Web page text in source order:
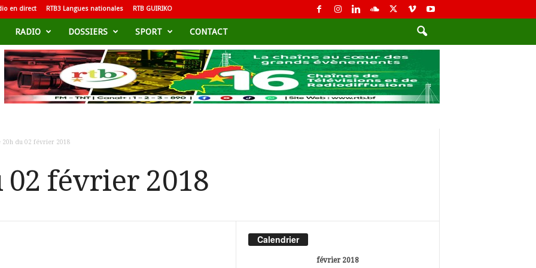
en direct RTB3 Langues nationales RTB GUIRIKO
RADIO DOSSIERS SPORT CONTACT
20h du 02 février 2018
02 février 2018
Calendrier
février 2018